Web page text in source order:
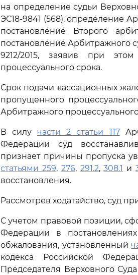
на определение судьи
ЭС18-9841 (568), определение
постановление Второго
постановление Арбитражного
9212/2015, заявив при
процессуального срока.
Срок подачи кассационных
пропущенного
Арбитражного
В силучасти 2 статьи 117
Федерации суд
признает причины пропуска
статьями 259, 276, 291.2,308.1 и
восстановления.
Рассмотрев ходатайство, суд
С учетом правовой позиции,
Федерации в
обжалования, установленный
кодекса Российской
Председателя Верховного